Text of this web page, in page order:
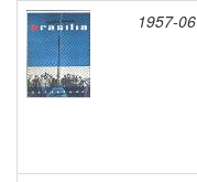
1957-06